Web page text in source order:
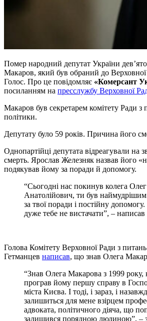
Помер народний депутат України
Макаров, який був обраний до Верховної
Голос. Про це повідомляє «Комерсант
посиланням на пресслужбу Верховної
Макаров був секретарем комітету Ради з
політики.
Депутату було 59 років. Причина його
Однопартійці депутата відреагували на
смерть. Ярослав Железняк назвав його
подякував йому за поради й допомогу.
“Сьогодні нас покинув колега
Анатолійович, ти був
за твої поради і постійну
дуже тебе не вистачати”, –
Голова Комітету Верховної Ради з
Гетманцев написав, що знав Олега
“Знав Олега Макарова з 1999 року,
програв йому першу справу в
міста Києва. І тоді, і зараз, і
залишиться для мене взірцем
адвоката, політичного діяча, що
залишився порядною людиною”, –